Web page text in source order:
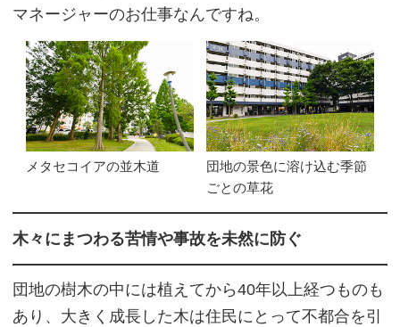
マネージャーのお仕事なんですね。
メタセコイアの並木道
団地の景色に溶け込む季節
ごとの草花
木々にまつわる苦情や事故を未然に防ぐ
団地の樹木の中には植えてから40年以上経つものも
あり、大きく成長した木は住民にとって不都合を引